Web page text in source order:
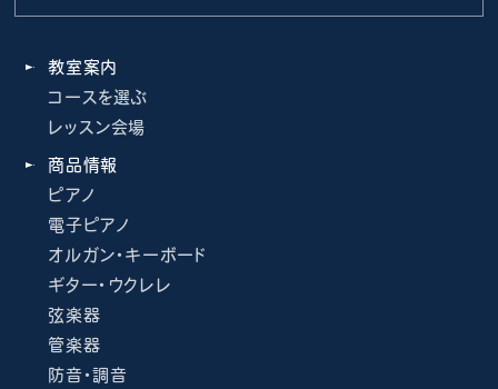
教室案内
コースを選ぶ
レッスン会場
商品情報
ピアノ
電子ピアノ
オルガン・キーボード
ギター・ウクレレ
弦楽器
管楽器
防音・調音